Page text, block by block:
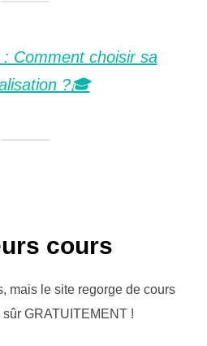
Comment choisir sa
?🎓
cours
mais le site regorge de cours
GRATUITEMENT !